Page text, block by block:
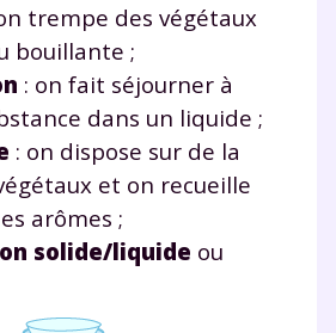
trempe des végétaux
bouillante ;
: on fait séjourner à
dans un liquide ;
: on dispose sur de la
et on recueille
arômes ;
solide/liquide ou